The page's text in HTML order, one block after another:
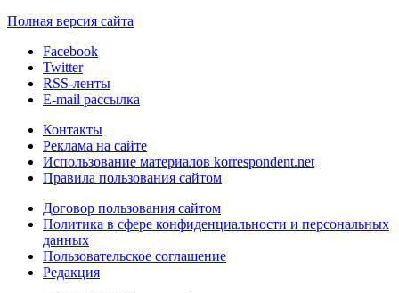
Полная версия сайта
Facebook
Twitter
RSS-ленты
E-mail рассылка
Контакты
Реклама на сайте
Использование материалов korrespondent.net
Правила пользования сайтом
Договор пользования сайтом
Политика в сфере конфиденциальности и персональных
данных
Пользовательское соглашение
Редакция